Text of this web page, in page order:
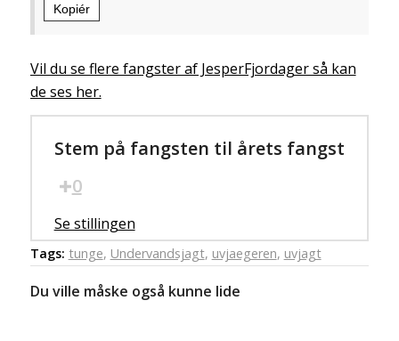
Kopiér
Vil du se flere fangster af JesperFjordager så kan
de ses her.
Stem på fangsten til årets fangst
0
Se stillingen
Tags: tunge, Undervandsjagt, uvjaegeren, uvjagt
Du ville måske også kunne lide